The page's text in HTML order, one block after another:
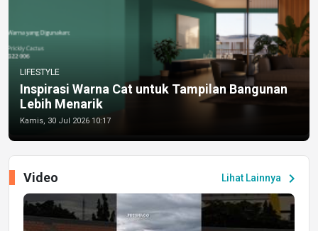
LIFESTYLE
Inspirasi Warna Cat untuk Tampilan Bangunan
Lebih Menarik
Kamis, 30 Jul 2026 10:17
Lihat Lainnya chevron_right
Video